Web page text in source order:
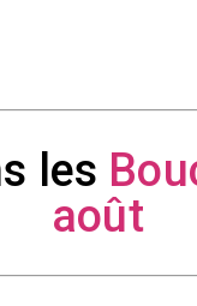
les
août